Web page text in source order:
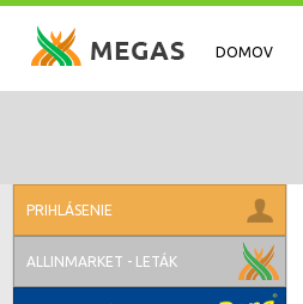
DOMOV
PRIHLÁSENIE
ALLINMARKET - LETÁK